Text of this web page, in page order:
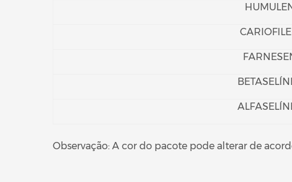
Observação: A cor do pacote pode alterar de